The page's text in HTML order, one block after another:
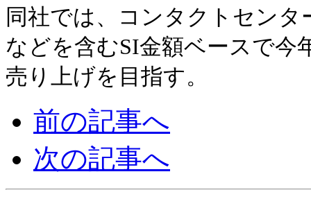
同社では、コンタクトセン
などを含むSI金額ベースで今
売り上げを目指す。
前の記事へ
次の記事へ